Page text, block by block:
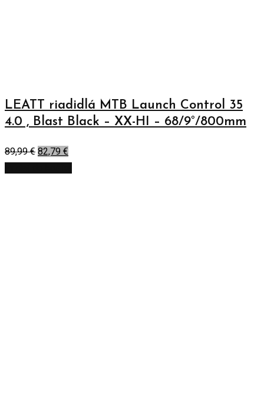
LEATT riadidlá MTB Launch Control 35
4.0 , Blast Black – XX-HI – 68/9°/800mm
89,99€ 82,79 €